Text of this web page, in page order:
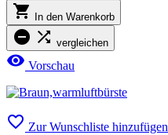
 In den Warenkorb
  vergleichen
 Vorschau
 Zur Wunschliste hinzufügen